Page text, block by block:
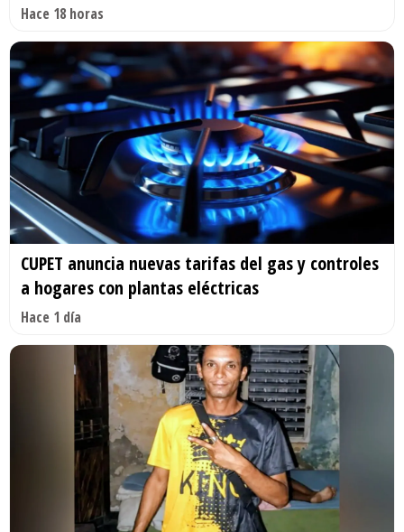
Hace 18 horas
CUPET anuncia nuevas tarifas del gas y controles
a hogares con plantas eléctricas
Hace 1 día